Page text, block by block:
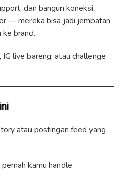
dan bangun koneksi.
— mereka bisa jadi jembatan
ke brand.
live bareng, atau challenge
atau postingan feed yang
kamu handle